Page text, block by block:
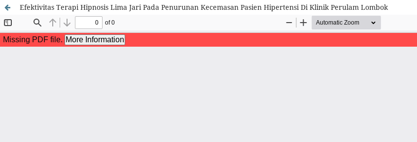
Efektivitas Terapi Hipnosis Lima Jari Pada Penurunan Kecemasan Pasien Hipertensi Di Klinik Perulam Lombok